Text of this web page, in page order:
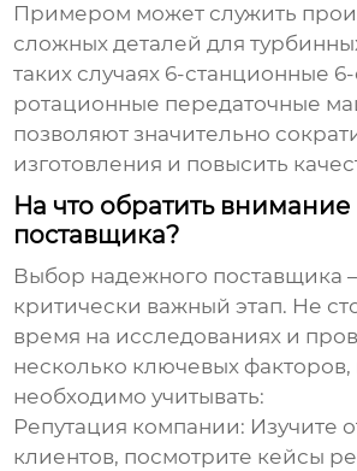
Примером может служить
сложных деталей для
таких случаях 6-станционные
ротационные передаточные
позволяют значительно
изготовления и повысить
На что обратить
поставщика?
Выбор надежного поставщика –
критически важный этап. Не
время на исследованиях и
несколько ключевых факторов,
необходимо учитывать:
Репутация компании: Изучите
клиентов, посмотрите кейсы